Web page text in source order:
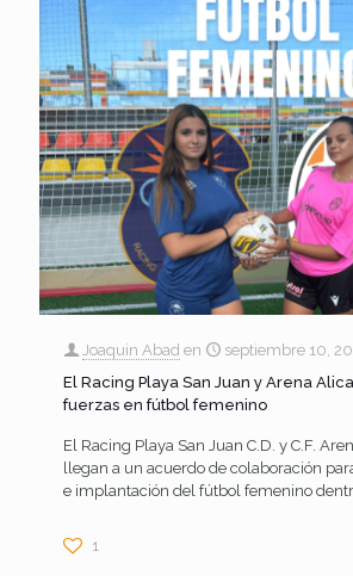
Joaquin Abad en
septiembre 10,
El Racing Playa San Juan y Arena
fuerzas en fútbol femenino
El Racing Playa San Juan C.D. y C.F.
llegan a un acuerdo de colaboración
e implantación del fútbol femenino
1